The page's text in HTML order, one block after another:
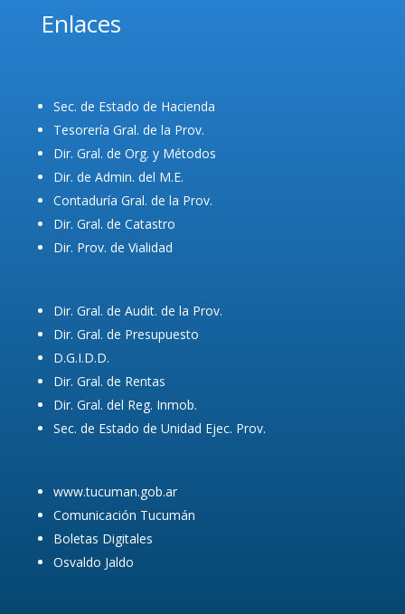
Enlaces
Sec. de Estado de Hacienda
Tesorería Gral. de la Prov.
Dir. Gral. de Org. y Métodos
Dir. de Admin. del M.E.
Contaduría Gral. de la Prov.
Dir. Gral. de Catastro
Dir. Prov. de Vialidad
Dir. Gral. de Audit. de la Prov.
Dir. Gral. de Presupuesto
D.G.I.D.D.
Dir. Gral. de Rentas
Dir. Gral. del Reg. Inmob.
Sec. de Estado de Unidad Ejec. Prov.
www.tucuman.gob.ar
Comunicación Tucumán
Boletas Digitales
Osvaldo Jaldo